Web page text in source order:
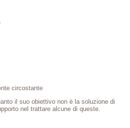
circostante
il suo obiettivo non è la soluzione di
nel trattare alcune di queste.